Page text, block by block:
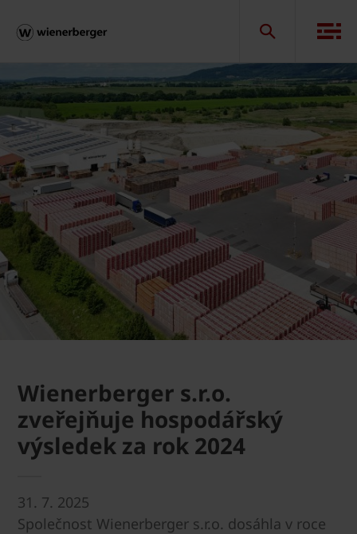
Wienerberger s.r.o.
zveřejňuje hospodářský
výsledek za rok 2024
31. 7. 2025
Společnost Wienerberger s.r.o. dosáhla v roce